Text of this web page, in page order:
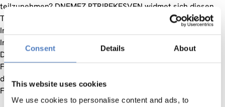
Consent Details About
This website uses cookies
We use cookies to personalise content and ads, to
teilzunehmen? DNEMEZ PTRIPEKESVEN widmet sich diesen
Themen in einem Dialog mit dem Publikum und mit
Impulsvorträgen aus verschiedenen Blickwinkeln:
Internationale Gäste aus Wissenschaft, Kunst, Museum,
Design und sozialen Organisationen geben Einblicke in ihre
Forschungserkenntnisse und Praxiserfahrungen und stellen
diese in den inhaltlichen Kontext des künstlerischen
Forschungsprojektes D.A.S. Dementia. Arts. Society.